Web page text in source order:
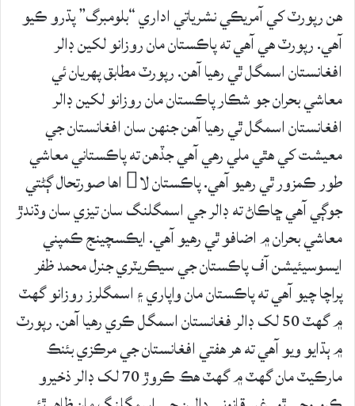
هن رپورٽ کي آمريڪي نشرياتي اداري “بلومبرگ” پڌرو ڪيو
آهي. رپورٽ هي آهي ته پاڪستان مان روزانو لکين ڊالر
افغانستان اسمگل ٿي رهيا آهن. رپورٽ مطابق پهريان ئي
معاشي بحران جو شڪار پاڪستان مان روزانو لکين ڊالر
افغانستان اسمگل ٿي رهيا آهن جنهن سان افغانستان جي
معيشت کي هٿي ملي رهي آهي جڏهن ته پاڪستاني معاشي
طور ڪمزور ٿي رهيو آهي. پاڪستان لا اها صورتحال ڳڻتي
جوڳي آهي ڇاڪاڻ ته ڊالر جي اسمگلنگ سان تيزي سان وڌندڙ
معاشي بحران ۾ اضافو ٿي رهيو آهي. ايڪسچينج ڪمپني
ايسوسيئيشن آف پاڪستان جي سيڪريٽري جنرل محمد ظفر
پراچا چيو آهي ته پاڪستان مان واپاري ۽ اسمگلرز روزانو گهٽ
۾ گهٽ 50 لک ڊالر فغانستان اسمگل ڪري رهيا آهن. رپورٽ
۾ ٻڌايو ويو آهي ته هر هفتي افغانستان جي مرڪزي بئنڪ
مارڪيٽ مان گهٽ ۾ گهٽ هڪ ڪروڙ 70 لک ڊالر ذخيرو